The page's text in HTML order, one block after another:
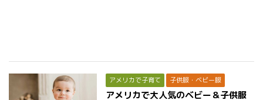
アメリカで子育て 子供服・ベビー服
アメリカで大人気のベビー＆子供服